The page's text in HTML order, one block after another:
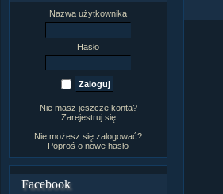
Nazwa użytkownika
Hasło
Nie masz jeszcze konta?
Zarejestruj się
Nie możesz się zalogować?
Poproś o nowe hasło
Facebook